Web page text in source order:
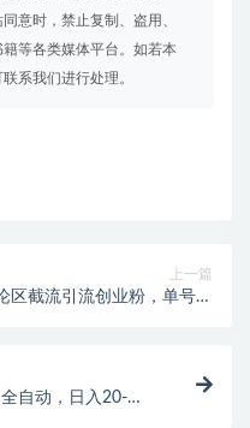
意时，禁止复制、盗用、
等各类媒体平台。如若本
系我们进行处理。
上一篇
区截流引流创业粉，单号日
自动，日入20-